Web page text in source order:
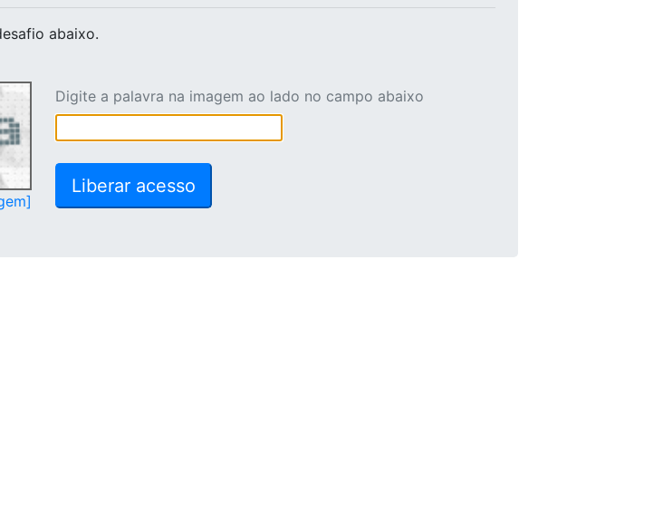
abaixo.
Digite a palavra na imagem ao lado no campo abaixo